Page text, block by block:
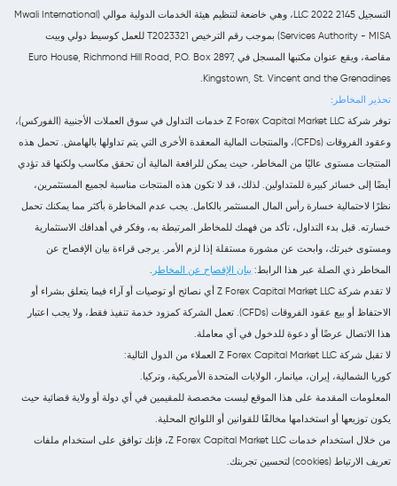
التسجيل 2145 LLC 2022، وهي خاضعة لتنظيم هيئة الخدمات الدولية موالي (Mwali International
Services Authority - MISA) بموجب رقم الترخيص T2023321 للعمل كوسيط دولي وبيت
مقاصة، ويقع عنوان مكتبها المسجل في Euro House, Richmond Hill Road, P.O. Box 2897,
Kingstown, St. Vincent and the Grenadines.
تحذير المخاطر:
توفر شركة Z Forex Capital Market LLC خدمات التداول في سوق العملات الأجنبية (الفوركس)،
وعقود الفروقات (CFDs)، والمنتجات المالية المعقدة الأخرى التي يتم تداولها بالهامش. تحمل هذه
المنتجات مستوى عاليًا من المخاطر، حيث يمكن للرافعة المالية أن تحقق مكاسب ولكنها قد تؤدي
أيضًا إلى خسائر كبيرة للمتداولين. لذلك، قد لا تكون هذه المنتجات مناسبة لجميع المستثمرين،
نظرًا لاحتمالية خسارة رأس المال المستثمر بالكامل. يجب عدم المخاطرة بأكثر مما يمكنك تحمل
خسارته. قبل بدء التداول، تأكد من فهمك للمخاطر المرتبطة به، وفكر في أهدافك الاستثمارية
ومستوى خبرتك، وابحث عن مشورة مستقلة إذا لزم الأمر. يرجى قراءة بيان الإفصاح عن
المخاطر ذي الصلة عبر هذا الرابط: بيان الإفصاح عن المخاطر
لا تقدم شركة Z Forex Capital Market LLC أي نصائح أو توصيات أو آراء فيما يتعلق بشراء أو
الاحتفاظ أو بيع عقود الفروقات (CFDs). تعمل الشركة كمزود خدمة تنفيذ فقط، ولا يجب اعتبار
هذا الاتصال عرضًا أو دعوة للدخول في أي معاملة.
لا تقبل شركة Z Forex Capital Market LLC العملاء من الدول التالية:
كوريا الشمالية، إيران، ميانمار، الولايات المتحدة الأمريكية، وتركيا.
المعلومات المقدمة على هذا الموقع ليست مخصصة للمقيمين في أي دولة أو ولاية قضائية حيث
يكون توزيعها أو استخدامها مخالفًا للقوانين أو اللوائح المحلية.
من خلال استخدام خدمات Z Forex Capital Market LLC، فإنك توافق على استخدام ملفات
تعريف الارتباط (cookies) لتحسين تجربتك.